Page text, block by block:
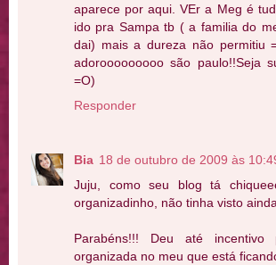
aparece por aqui. VEr a Meg é
ido pra Sampa tb ( a familia do
dai) mais a dureza não permitiu
adorooooooooo são paulo!!Seja
=O)
Responder
Bia 18 de outubro de 2009 às
Juju, como seu blog tá
organizadinho, não tinha visto
Parabéns!!! Deu até
organizada no meu que está